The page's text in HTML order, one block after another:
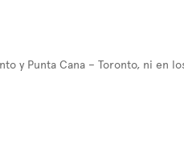
y Punta Cana – Toronto, ni en